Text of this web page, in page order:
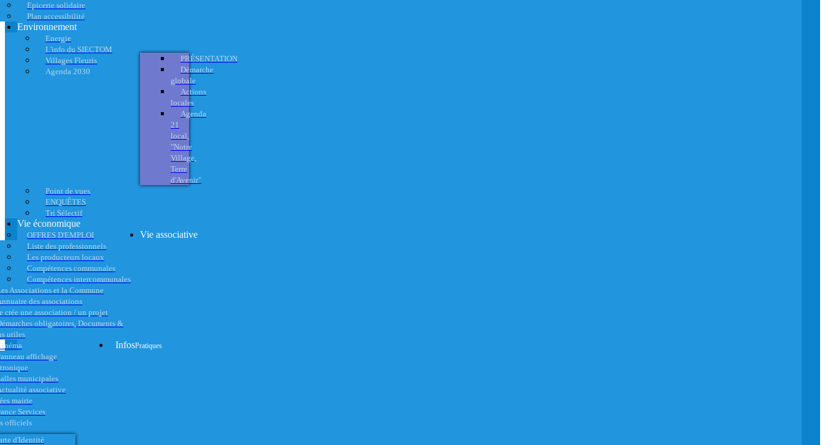
Epicerie solidaire
Plan accessibilité
Environnement
Energie
L'info du SIECTOM
Villages Fleuris
Agenda 2030
PRÉSENTATION
Démarche
globale
Actions
locales
Agenda
21
local,
"Notre
Village,
Terre
d'Avenir"
Point de vues
ENQUÊTES
Tri Sélectif
Vie économique
OFFRES D'EMPLOI
Liste des professionnels
Les producteurs locaux
Compétences communales
Compétences intercommunales
Vie associative
Associations et la Commune
des associations
crée une association / un projet
obligatoires, Documents &
utiles
affichage
municipales
associative
InfosPratiques
mairie
Services
officiels
d'Identité